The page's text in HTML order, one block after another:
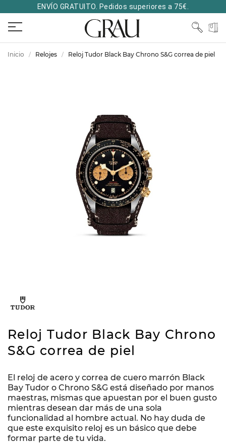
ENVÍO GRATUITO. Pedidos superiores a 75€.
Inicio Relojes Reloj Tudor Black Bay Chrono S&G correa de piel
Reloj Tudor Black Bay Chrono
S&G correa de piel
El reloj de acero y correa de cuero marrón Black
Bay Tudor o Chrono S&G está diseñado por manos
maestras, mismas que apuestan por el buen gusto
mientras desean dar más de una sola
funcionalidad al hombre actual. No hay duda de
que este exquisito reloj es un básico que debe
formar parte de tu vida.